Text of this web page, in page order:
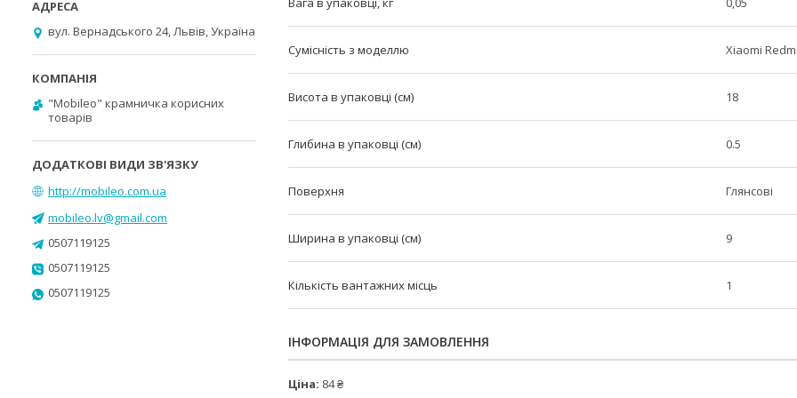
Сумісність з моделлю Xiaomi
Висота в упаковці (см) 18
Глибина в упаковці (см) 0.5
Поверхня Глянсові
Ширина в упаковці (см) 9
Кількість вантажних місць 1
ІНФОРМАЦІЯ ДЛЯ ЗАМОВЛЕННЯ
Ціна: 84 ₴
вул. Вернадського 24, Львів, Україна
"Mobileo" крамничка корисних
товарів
http://mobileo.com.ua
mobileo.lv@gmail.com
0507119125
0507119125
0507119125